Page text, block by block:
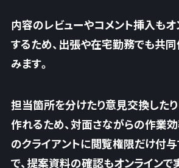
内容のレビューやコメント挿入も
するため、出張や在宅勤務でも共
みます。
担当箇所を分けたり意見交換した
作れるため、対面さながらの作業
のクライアントに閲覧権限だけ付
で、提案資料の確認もオンラインで